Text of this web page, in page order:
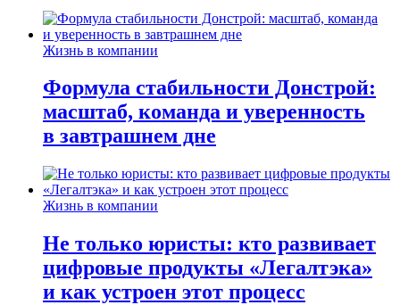
Жизнь в компании
Формула стабильности Донстрой:
масштаб, команда и уверенность
в завтрашнем дне
Жизнь в компании
Не только юристы: кто развивает
цифровые продукты «Легалтэка»
и как устроен этот процесс